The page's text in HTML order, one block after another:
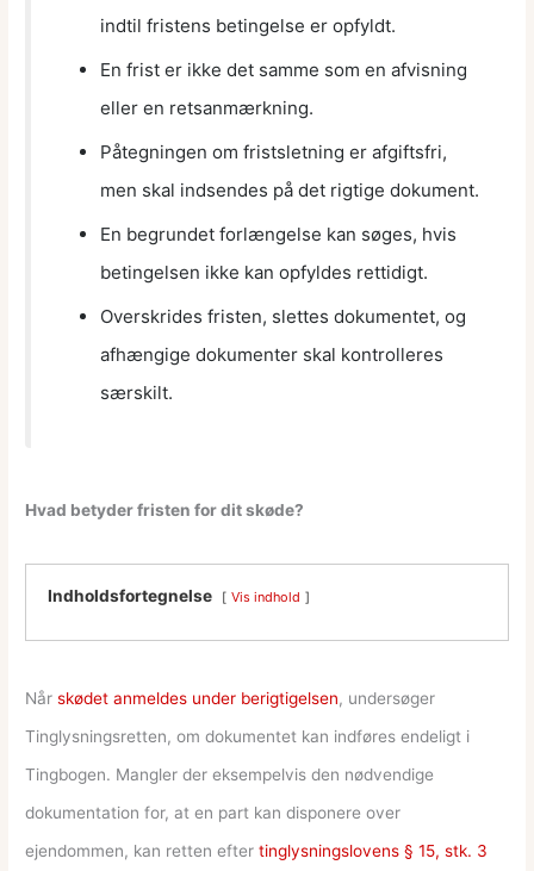
indtil fristens betingelse er opfyldt.
En frist er ikke det samme som en afvisning
eller en retsanmærkning.
Påtegningen om fristsletning er afgiftsfri,
men skal indsendes på det rigtige dokument.
En begrundet forlængelse kan søges, hvis
betingelsen ikke kan opfyldes rettidigt.
Overskrides fristen, slettes dokumentet, og
afhængige dokumenter skal kontrolleres
særskilt.
Hvad betyder fristen for dit skøde?
Indholdsfortegnelse Vis indhold
Nårskødet anmeldes under berigtigelsen, undersøger
Tinglysningsretten, om dokumentet kan indføres endeligt i
Tingbogen. Mangler der eksempelvis den nødvendige
dokumentation for, at en part kan disponere over
ejendommen, kan retten eftertinglysningslovens § 15, stk. 3